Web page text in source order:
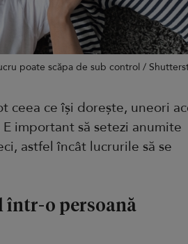
poate scăpa de sub control /
ceea ce își dorește, uneori
important să setezi anumite
astfel încât lucrurile să se
într-o persoană